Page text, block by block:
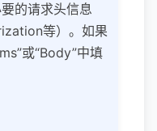
的请求头信息
等）。如果
或“Body”中填